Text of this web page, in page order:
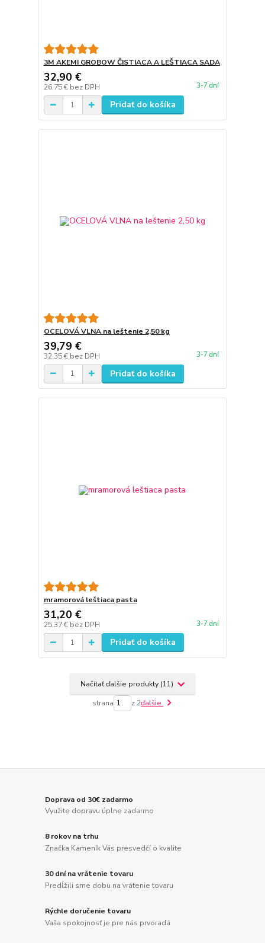
3M AKEMI GROBOW ČISTIACA A LEŠTIACA SADA
32,90 €
26,75 € bez DPH 3-7 dní
Pridať do košíka
OCELOVÁ VLNA na leštenie 2,50 kg
39,79 €
32,35 € bez DPH 3-7 dní
Pridať do košíka
mramorová leštiaca pasta
31,20 €
25,37 € bez DPH 3-7 dní
Pridať do košíka
Načítať ďalšie produkty (11)
strana z 2ďalšie
Doprava od 30€ zadarmo
Využite dopravu úplne zadarmo
8 rokov na trhu
Značka Kameník Vás presvedčí o kvalite
30 dní na vrátenie tovaru
Predĺžili sme dobu na vrátenie tovaru
Rýchle doručenie tovaru
Vaša spokojnosť je pre nás prvoradá